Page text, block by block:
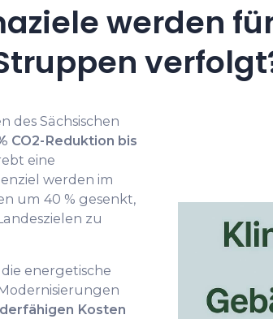
werden
des Sächsischen
CO2-Reduktion bis
eine
werden im
um 40 % gesenkt,
zu
energetische
Kosten